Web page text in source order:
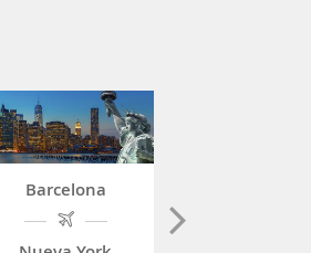
Barcelona